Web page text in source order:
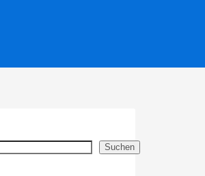
Suchen